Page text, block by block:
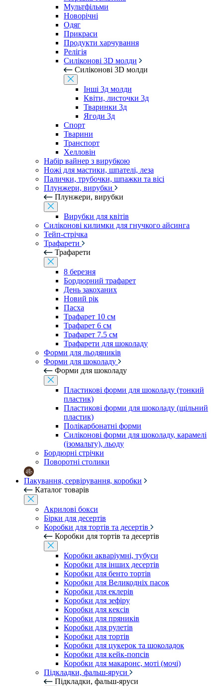
Мультфільми
Новорічні
Одяг
Прикраси
Продукти харчування
Релігія
Силіконові 3D молди
Силіконові 3D молди
Інші 3д молди
Квіти, листочки 3д
Тваринки 3д
Ягоди 3д
Спорт
Тварини
Транспорт
Хелловін
Набір вайнер з вирубкою
Ножі для мастики, шпателі, леза
Палички, трубочки, шпажки та вісі
Плунжери, вирубки
Плунжери, вирубки
Вирубки для квітів
Силіконові килимки для гнучкого айсинга
Тейп-стрічка
Трафарети
Трафарети
8 березня
Бордюрний трафарет
День закоханих
Новий рік
Пасха
Трафарет 10 см
Трафарет 6 см
Трафарет 7.5 см
Трафарети для шоколаду
Форми для льодяників
Форми для шоколаду
Форми для шоколаду
Пластикові форми для шоколаду (тонкий
пластик)
Пластикові форми для шоколаду (щільний
пластик)
Полікарбонатні форми
Силіконові форми для шоколаду, карамелі
(ізомальту), льоду
Бордюрні стрічки
Поворотні столики
Пакування, сервірування, коробки
Каталог товарів
Акрилові бокси
Бірки для десертів
Коробки для тортів та десертів
Коробки для тортів та десертів
Коробки акваріумні, тубуси
Коробки для інших десертів
Коробки для бенто тортів
Коробки для Великодніх пасок
Коробки для еклерів
Коробки для зефіру
Коробки для кексів
Коробки для пряників
Коробки для рулетів
Коробки для тортів
Коробки для цукерок та шоколадок
Коробки для кейк-попсів
Коробки для макаронс, моті (мочі)
Підкладки, фальш-яруси
Підкладки, фальш-яруси